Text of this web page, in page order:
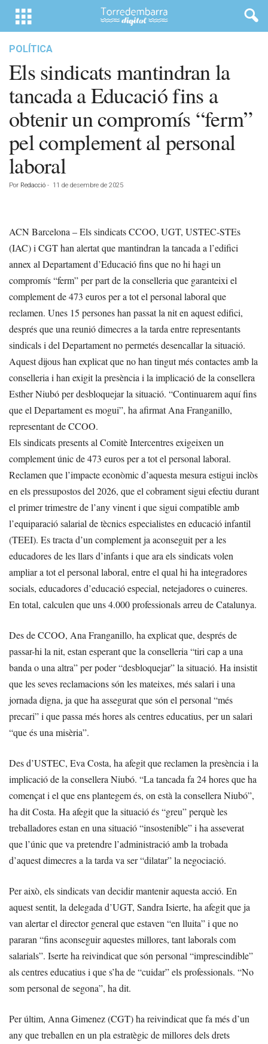
POLÍTICA
Els sindicats mantindran la
tancada a Educació fins a
obtenir un compromís “ferm”
pel complement al personal
laboral
Por Redacció - 11 de desembre de 2025
ACN Barcelona – Els sindicats CCOO, UGT, USTEC-STEs
(IAC) i CGT han alertat que mantindran la tancada a l’edifici
annex al Departament d’Educació fins que no hi hagi un
compromís “ferm” per part de la conselleria que garanteixi el
complement de 473 euros per a tot el personal laboral que
reclamen. Unes 15 persones han passat la nit en aquest edifici,
després que una reunió dimecres a la tarda entre representants
sindicals i del Departament no permetés desencallar la situació.
Aquest dijous han explicat que no han tingut més contactes amb la
conselleria i han exigit la presència i la implicació de la consellera
Esther Niubó per desbloquejar la situació. “Continuarem aquí fins
que el Departament es mogui”, ha afirmat Ana Franganillo,
representant de CCOO.
Els sindicats presents al Comitè Intercentres exigeixen un
complement únic de 473 euros per a tot el personal laboral.
Reclamen que l’impacte econòmic d’aquesta mesura estigui inclòs
en els pressupostos del 2026, que el cobrament sigui efectiu durant
el primer trimestre de l’any vinent i que sigui compatible amb
l’equiparació salarial de tècnics especialistes en educació infantil
(TEEI). Es tracta d’un complement ja aconseguit per a les
educadores de les llars d’infants i que ara els sindicats volen
ampliar a tot el personal laboral, entre el qual hi ha integradores
socials, educadores d’educació especial, netejadores o cuineres.
En total, calculen que uns 4.000 professionals arreu de Catalunya.
Des de CCOO, Ana Franganillo, ha explicat que, després de
passar-hi la nit, estan esperant que la conselleria “tiri cap a una
banda o una altra” per poder “desbloquejar” la situació. Ha insistit
que les seves reclamacions són les mateixes, més salari i una
jornada digna, ja que ha assegurat que són el personal “més
precari” i que passa més hores als centres educatius, per un salari
“que és una misèria”.
Des d’USTEC, Eva Costa, ha afegit que reclamen la presència i la
implicació de la consellera Niubó. “La tancada fa 24 hores que ha
començat i el que ens plantegem és, on està la consellera Niubó”,
ha dit Costa. Ha afegit que la situació és “greu” perquè les
treballadores estan en una situació “insostenible” i ha asseverat
que l’únic que va pretendre l’administració amb la trobada
d’aquest dimecres a la tarda va ser “dilatar” la negociació.
Per això, els sindicats van decidir mantenir aquesta acció. En
aquest sentit, la delegada d’UGT, Sandra Isierte, ha afegit que ja
van alertar el director general que estaven “en lluita” i que no
pararan “fins aconseguir aquestes millores, tant laborals com
salarials”. Iserte ha reivindicat que són personal “imprescindible”
als centres educatius i que s’ha de “cuidar” els professionals. “No
som personal de segona”, ha dit.
Per últim, Anna Gimenez (CGT) ha reivindicat que fa més d’un
any que treballen en un pla estratègic de millores dels drets